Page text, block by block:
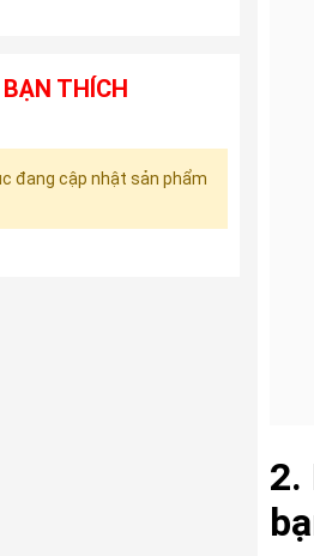
2.
THÍCH
đang cập nhật sản phẩm